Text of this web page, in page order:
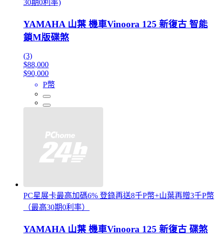
30期0利率)
YAMAHA 山葉 機車Vinoora 125 新復古 智能
鎖M版碟煞
(3)
$88,000
$90,000
P幣
PC星展卡最高加碼6% 登錄再送8千P幣+山葉再贈3千P幣
（最高30期0利率）
YAMAHA 山葉 機車Vinoora 125 新復古 碟煞